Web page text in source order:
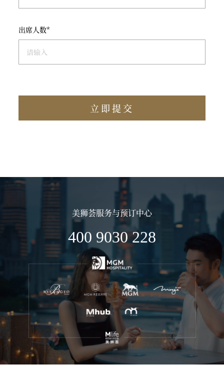
出席人数*
立即提交
美狮荟服务与预订中心
400 9030 228